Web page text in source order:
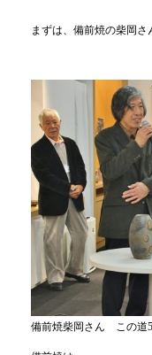
まずは、備前焼の柴岡さ
備前焼柴岡さん この道